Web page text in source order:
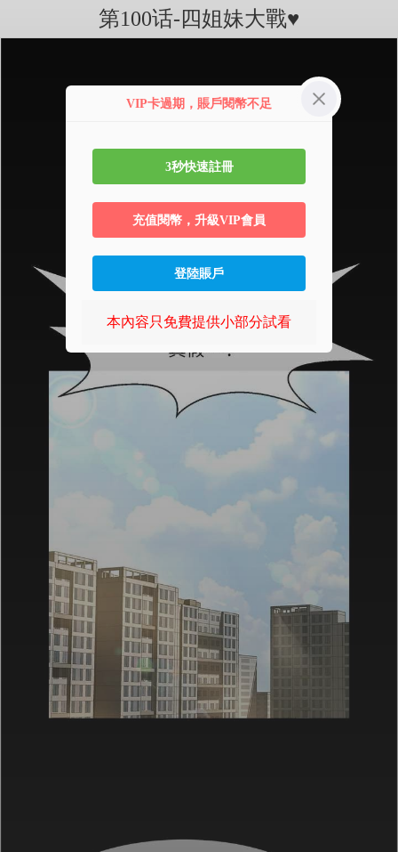
第100话-四姐妹大戰♥
VIP卡過期，賬戶閱幣不足
3秒快速註冊
充值閱幣，升級VIP會員
登陸賬戶
本內容只免費提供小部分試看